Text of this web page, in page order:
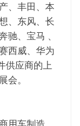
、丰田、本
、东风、长
驰、宝马 、
西威、华为
供应商的上
会。
用车制造